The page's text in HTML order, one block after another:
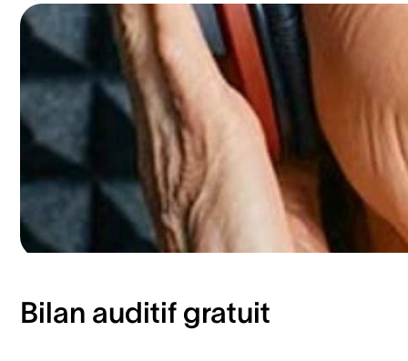
Bilan auditif gratuit